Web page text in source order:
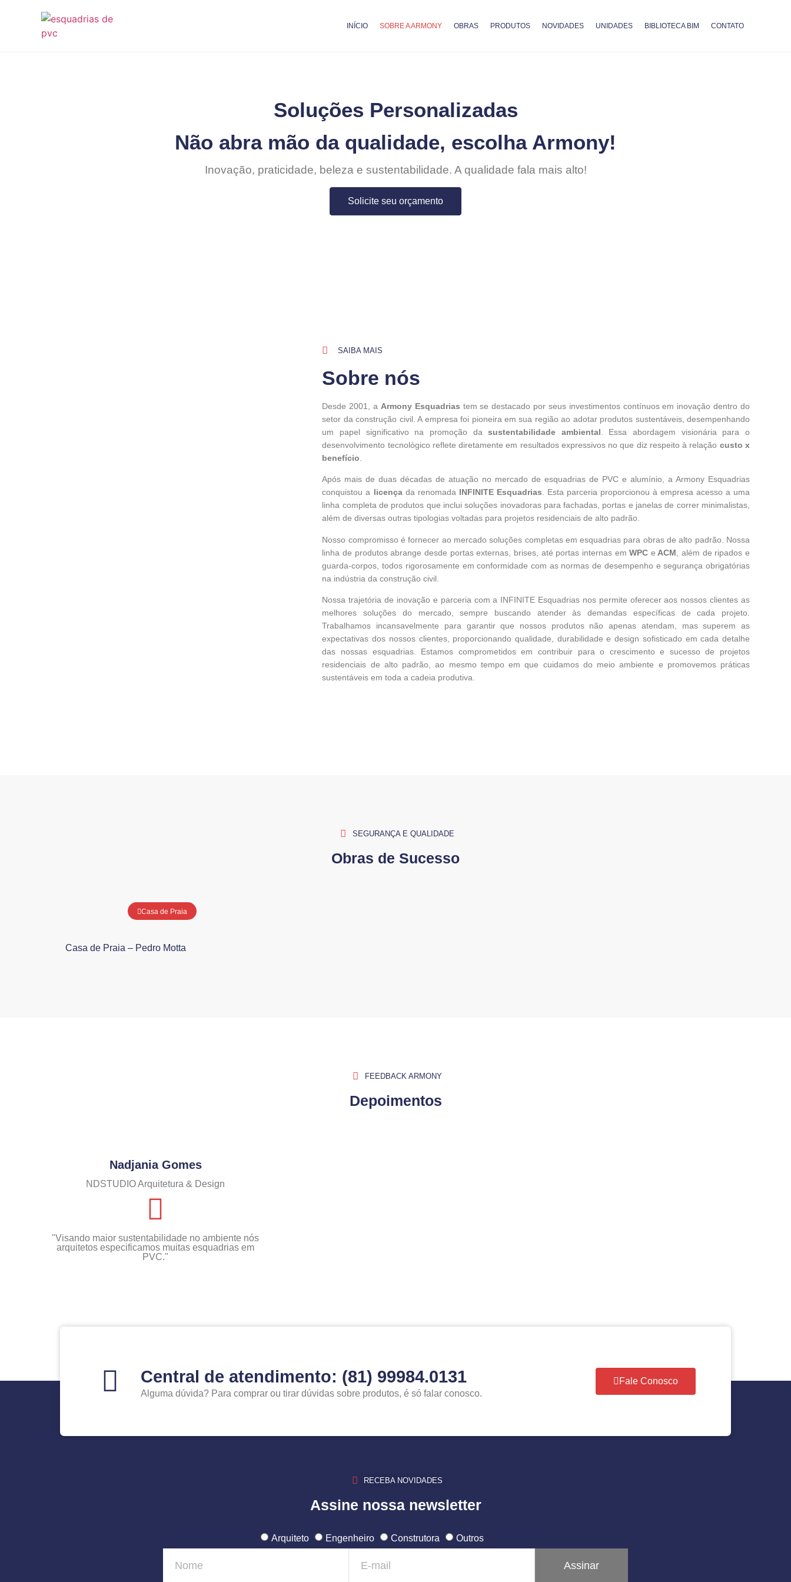
INÍCIO SOBRE A ARMONY OBRAS PRODUTOS NOVIDADES UNIDADES BIBLIOTECA BIM CONTATO
Soluções Personalizadas
Não abra mão da qualidade, escolha Armony!
Inovação, praticidade, beleza e sustentabilidade. A qualidade fala mais alto!
Solicite seu orçamento
SAIBA MAIS
Sobre nós
Desde 2001, a Armony Esquadrias tem se destacado por seus investimentos contínuos em inovação dentro do
setor da construção civil. A empresa foi pioneira em sua região ao adotar produtos sustentáveis, desempenhando
um papel significativo na promoção dasustentabilidade ambiental . Essa abordagem visionária para o
desenvolvimento tecnológico reflete diretamente em resultados expressivos no que diz respeito à relação custo x
benefício
Após mais de duas décadas de atuação no mercado de esquadrias de PVC e alumínio, a Armony Esquadrias
conquistou a licençada renomada INFINITE Esquadrias. Esta parceria proporcionou à empresa acesso a uma
linha completa de produtos que inclui soluções inovadoras para fachadas, portas e janelas de correr minimalistas,
além de diversas outras tipologias voltadas para projetos residenciais de alto padrão.
Nosso compromisso é fornecer ao mercado soluções completas em esquadrias para obras de alto padrão. Nossa
linha de produtos abrange desde portas externas, brises, até portas internas emWPC e ACM , além de ripados e
guarda-corpos, todos rigorosamente em conformidade com as normas de desempenho e segurança obrigatórias
na indústria da construção civil.
Nossa trajetória de inovação e parceria com a INFINITE Esquadrias nos permite oferecer aos nossos clientes as
melhores soluções do mercado, sempre buscando atender às demandas específicas de cada projeto.
Trabalhamos incansavelmente para garantir que nossos produtos não apenas atendam, mas superem as
expectativas dos nossos clientes, proporcionando qualidade, durabilidade e design sofisticado em cada detalhe
das nossas esquadrias. Estamos comprometidos em contribuir para o crescimento e sucesso de projetos
residenciais de alto padrão, ao mesmo tempo em que cuidamos do meio ambiente e promovemos práticas
sustentáveis em toda a cadeia produtiva.
SEGURANÇA E QUALIDADE
Obras de Sucesso
Casa de Praia
Casa de Praia – Pedro Motta
FEEDBACK ARMONY
Depoimentos
Nadjania Gomes
NDSTUDIO Arquitetura & Design
"Visando maior sustentabilidade no ambiente nós
arquitetos especificamos muitas esquadrias em
PVC."
Central de atendimento: (81) 99984.0131
Alguma dúvida? Para comprar ou tirar dúvidas sobre produtos, é só falar conosco.
Fale Conosco
RECEBA NOVIDADES
Assine nossa newsletter
Arquiteto Engenheiro Construtora Outros
Assinar